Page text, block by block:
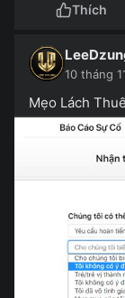
Thích
10 tháng
Mẹo Lách